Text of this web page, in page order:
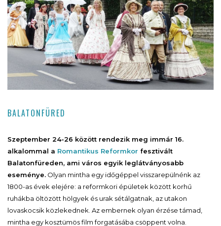
BALATONFÜRED
Szeptember 24-26 között rendezik meg immár 16.
alkalommal a Romantikus Reformkor fesztivált
Balatonfüreden, ami város egyik leglátványosabb
eseménye. Olyan mintha egy időgéppel visszarepülnénk az
1800-as évek elejére: a reformkori épületek között korhű
ruhákba öltözött hölgyek és urak sétálgatnak, az utakon
lovaskocsik közlekednek. Az embernek olyan érzése támad,
mintha egy kosztümös film forgatásába csöppent volna.